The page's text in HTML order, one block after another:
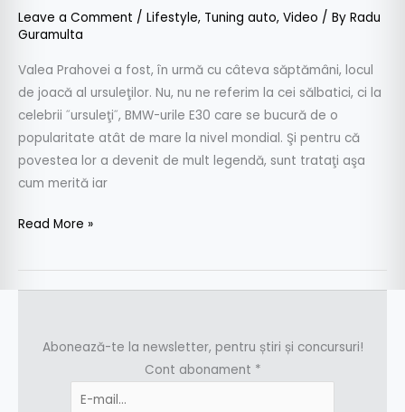
Leave a Comment / Lifestyle, Tuning auto, Video / By Radu
Guramulta
Valea Prahovei a fost, în urmă cu câteva săptămâni, locul
de joacă al ursuleţilor. Nu, nu ne referim la cei sălbatici, ci la
celebrii ˝ursuleţi˝, BMW-urile E30 care se bucură de o
popularitate atât de mare la nivel mondial. Şi pentru că
povestea lor a devenit de mult legendă, sunt trataţi aşa
cum merită iar
Read More »
Abonează-te la newsletter, pentru știri și concursuri!
Cont abonament *